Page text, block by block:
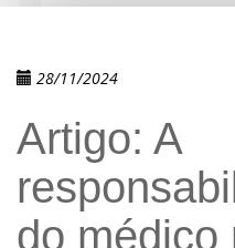
28/11/2024
Artigo: A
do médico